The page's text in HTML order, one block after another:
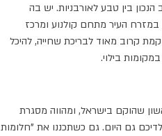
בין טבע לאורבניות. יש בה
מסעדות, מרכזי קניות כולל מרכז Max במזרח העיר מתחם קולנוע ומרכז
קרוב מאוד לבריכת שחייה, להיכל
בילוי.
שהוקם בישראל, ומהווה מסגרת
גם היום. גם כשתכננו את "חלומות